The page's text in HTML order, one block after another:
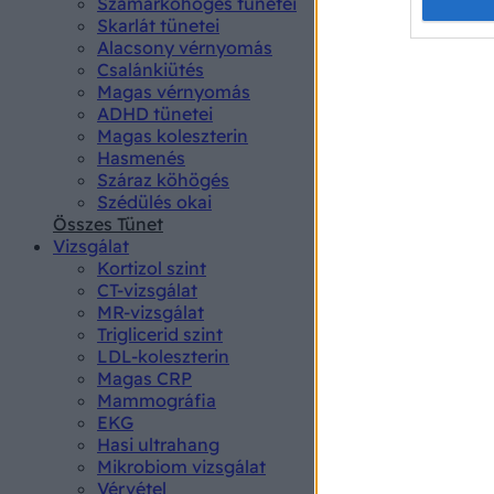
Skarlát tünetei
Alacsony vérnyomás
Csalánkiütés
Magas vérnyomás
ADHD tünetei
Magas koleszterin
Hasmenés
Száraz köhögés
Szédülés okai
Összes Tünet
Vizsgálat
Kortizol szint
CT-vizsgálat
MR-vizsgálat
Triglicerid szint
LDL-koleszterin
Magas CRP
Mammográfia
EKG
Hasi ultrahang
Mikrobiom vizsgálat
Vérvétel